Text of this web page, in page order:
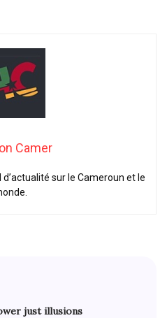
Camer
sur le Cameroun et le
just illusions